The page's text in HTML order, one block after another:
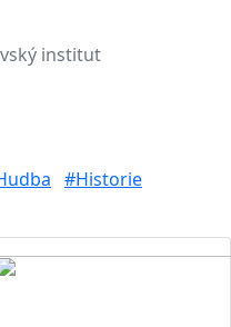
institut
#Historie